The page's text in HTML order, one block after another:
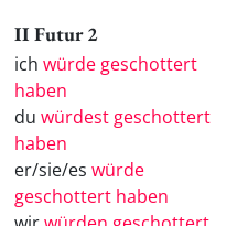
II Futur 2
ich würde geschottert
haben
du würdest geschottert
haben
er/sie/es würde
geschottert haben